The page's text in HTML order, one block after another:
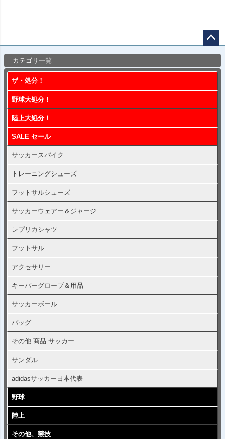
カテゴリ一覧
ザ・処分！
野球大処分！
陸上大処分！
SALE セール
サッカースパイク
トレーニングシューズ
フットサルシューズ
サッカーウェアー＆ジャージ
レプリカシャツ
フットサル
アクセサリー
キーパーグローブ＆用品
サッカーボール
バッグ
その他 商品 サッカー
サンダル
adidasサッカー日本代表
野球
陸上
その他、競技
ップ